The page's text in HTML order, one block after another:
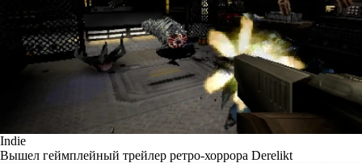
Indie
Вышел геймплейный трейлер ретро-хоррора Derelikt